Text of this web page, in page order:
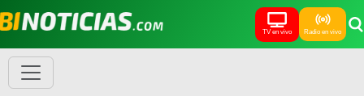
TV en vivo Radio en vivo